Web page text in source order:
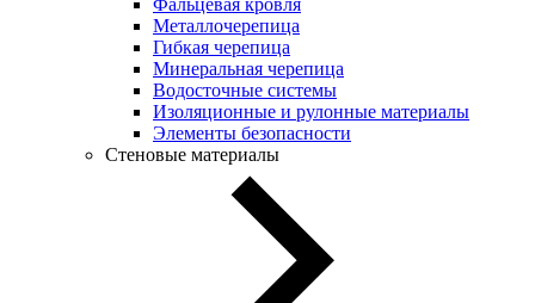
Металлочерепица
Гибкая черепица
Минеральная черепица
Водосточные системы
Изоляционные и рулонные материалы
Элементы безопасности
Стеновые материалы